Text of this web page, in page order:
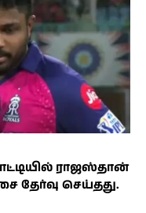
ராஜஸ்தான்
தேர்வு செய்தது.